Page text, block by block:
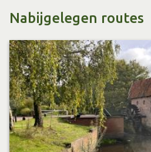
Achterhoekse route-appkun je
Nabijgelegen routes